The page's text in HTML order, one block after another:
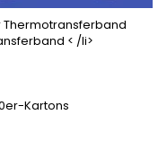
Thermotransferband
< /li>
Kartons